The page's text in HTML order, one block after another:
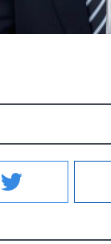
twitter